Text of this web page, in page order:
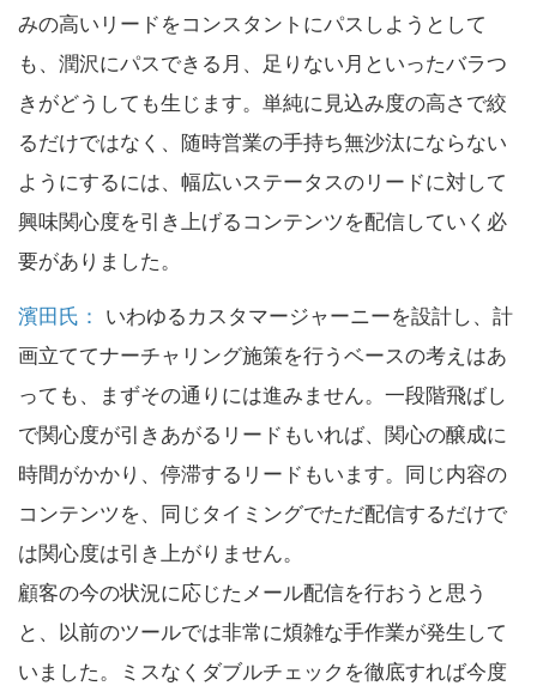
みの高いリードをコンスタントにパスしようとして
も、潤沢にパスできる月、足りない月といったバラつ
きがどうしても生じます。単純に見込み度の高さで絞
るだけではなく、随時営業の手持ち無沙汰にならない
ようにするには、幅広いステータスのリードに対して
興味関心度を引き上げるコンテンツを配信していく必
要がありました。
濱田氏：
いわゆるカスタマージャーニーを設計し、計
画立ててナーチャリング施策を行うベースの考えはあ
っても、まずその通りには進みません。一段階飛ばし
で関心度が引きあがるリードもいれば、関心の醸成に
時間がかかり、停滞するリードもいます。同じ内容の
コンテンツを、同じタイミングでただ配信するだけで
は関心度は引き上がりません。
顧客の今の状況に応じたメール配信を行おうと思う
と、以前のツールでは非常に煩雑な手作業が発生して
いました。ミスなくダブルチェックを徹底すれば今度